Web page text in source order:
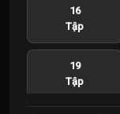
16
Tập
19
Tập